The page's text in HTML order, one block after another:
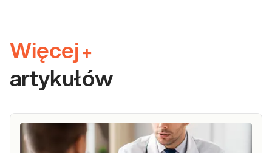
Więcej +
artykułów